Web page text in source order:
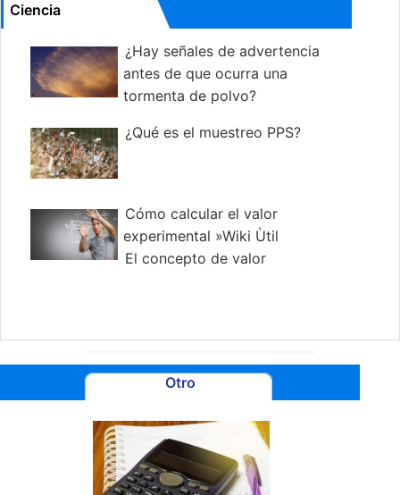
Ciencia
¿Hay señales de advertencia
antes de que ocurra una
tormenta de polvo?
¿Qué es el muestreo PPS?
Cómo calcular el valor
experimental »Wiki Ùtil
El concepto de valor
Al tomar mediciones experimentales
Otro